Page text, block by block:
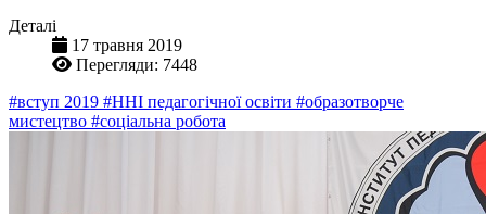
Деталі
17 травня 2019
Перегляди: 7448
#вступ 2019 #ННІ педагогічної освіти #образотворче
мистецтво #соціальна робота